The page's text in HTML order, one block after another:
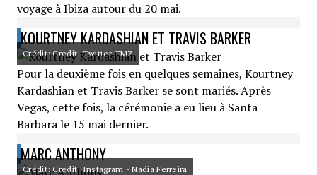
voyage à Ibiza autour du 20 mai.
KOURTNEY KARDASHIAN ET TRAVIS BARKER
Crédit: Credit: Twitter TMZ
Pour la deuxième fois en quelques semaines, Kourtney
Kardashian et Travis Barker se sont mariés. Après
Vegas, cette fois, la cérémonie a eu lieu à Santa
Barbara le 15 mai dernier.
MARC ANTHONY
Crédit: Credit: Instagram - Nadia Ferreira